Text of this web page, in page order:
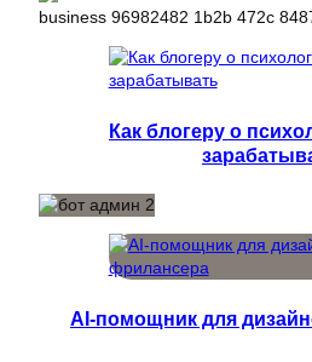
Как блогеру о
AI-помощник для